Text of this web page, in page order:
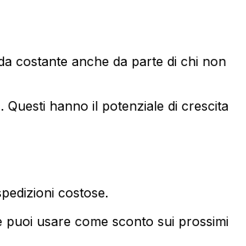
costante anche da parte di chi non
Questi hanno il potenziale di crescita
costose.
puoi usare come sconto sui prossimi